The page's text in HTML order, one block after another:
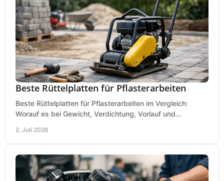
Beste Rüttelplatten für Pflasterarbeiten
Beste Rüttelplatten für Pflasterarbeiten im Vergleich:
Worauf es bei Gewicht, Verdichtung, Vorlauf und
2. Juli 2026